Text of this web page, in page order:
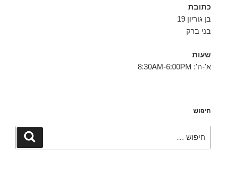
כתובת
בן גוריון 19
בני ברק
שעות
א'-ה': 8:30AM-6:00PM
חיפוש
חיפוש